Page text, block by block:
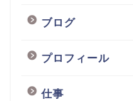
ブログ
プロフィール
仕事